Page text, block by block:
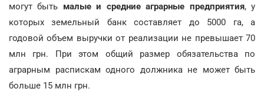
могут быть малые и средние аграрные предприятия, у
которых земельный банк составляет до 5000 га, а
годовой объем выручки от реализации не превышает 70
млн грн. При этом общий размер обязательства по
аграрным распискам одного должника не может быть
больше 15 млн грн.